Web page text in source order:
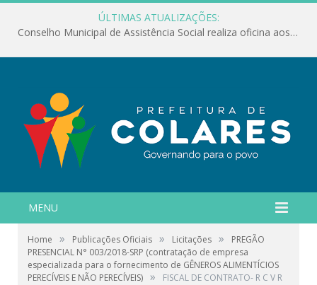
ÚLTIMAS ATUALIZAÇÕES:
Conselho Municipal de Assistência Social realiza oficina aos servidores
MENU
Home » Publicações Oficiais » Licitações »
PREGÃO
PRESENCIAL N° 003/2018-SRP (contratação de empresa
especializada para o fornecimento de GÊNEROS ALIMENTÍCIOS
PERECÍVEIS E NÃO PERECÍVEIS) » FISCAL DE CONTRATO- R C V R